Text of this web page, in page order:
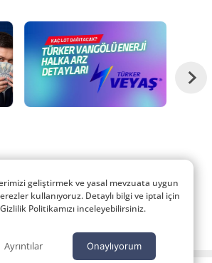
geliştirmek ve yasal mevzuata uygun
kullanıyoruz. Detaylı bilgi ve iptal için
Gizlilik Politikamızı inceleyebilirsiniz.
Ayrıntılar Onaylıyorum